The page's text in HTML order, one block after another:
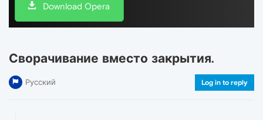
Download Opera
Сворачивание вместо закрытия.
Русский Log in to reply